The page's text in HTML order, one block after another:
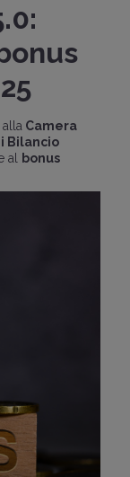
Camera
Bilancio
al
bonus